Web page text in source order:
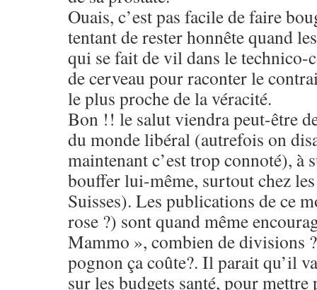
Ouais, c’est pas facile de faire
tentant de rester honnête quand
qui se fait de vil dans le technico-
de cerveau pour raconter le
le plus proche de la véracité.
Bon !! le salut viendra peut-être
du monde libéral (autrefois on
maintenant c’est trop connoté), à
bouffer lui-même, surtout chez
Suisses). Les publications de ce
rose ?) sont quand même
Mammo », combien de divisions
pognon ça coûte?. Il parait qu’il
sur les budgets santé, pour